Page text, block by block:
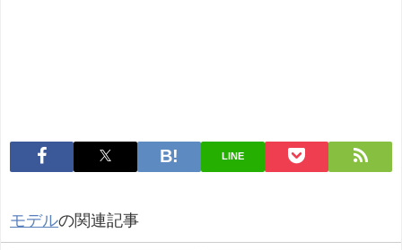
LINE
モデルの関連記事